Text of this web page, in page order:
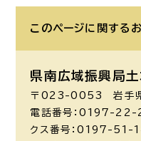
このページに関する
県南広域振興局
〒023-0053 岩手県
電話番号：0197-22-
クス番号：0197-51-